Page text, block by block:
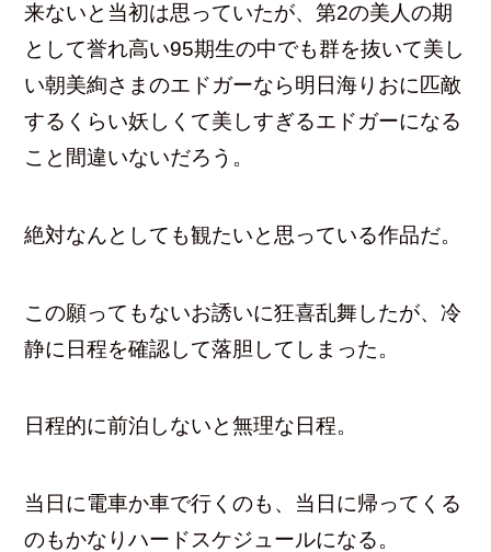
来ないと当初は思っていたが、第2の美人の期
として誉れ高い95期生の中でも群を抜いて美し
い朝美絢さまのエドガーなら明日海りおに匹敵
するくらい妖しくて美しすぎるエドガーになる
こと間違いないだろう。
絶対なんとしても観たいと思っている作品だ。
この願ってもないお誘いに狂喜乱舞したが、冷
静に日程を確認して落胆してしまった。
日程的に前泊しないと無理な日程。
当日に電車か車で行くのも、当日に帰ってくる
のもかなりハードスケジュールになる。